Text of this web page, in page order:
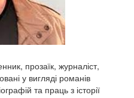
прозаїк, журналіст,
у вигляді романів
та праць з історії